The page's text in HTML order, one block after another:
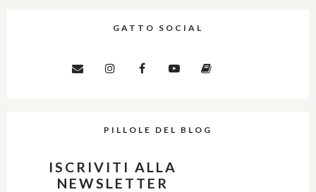
GATTO SOCIAL
PILLOLE DEL BLOG
ISCRIVITI ALLA
NEWSLETTER